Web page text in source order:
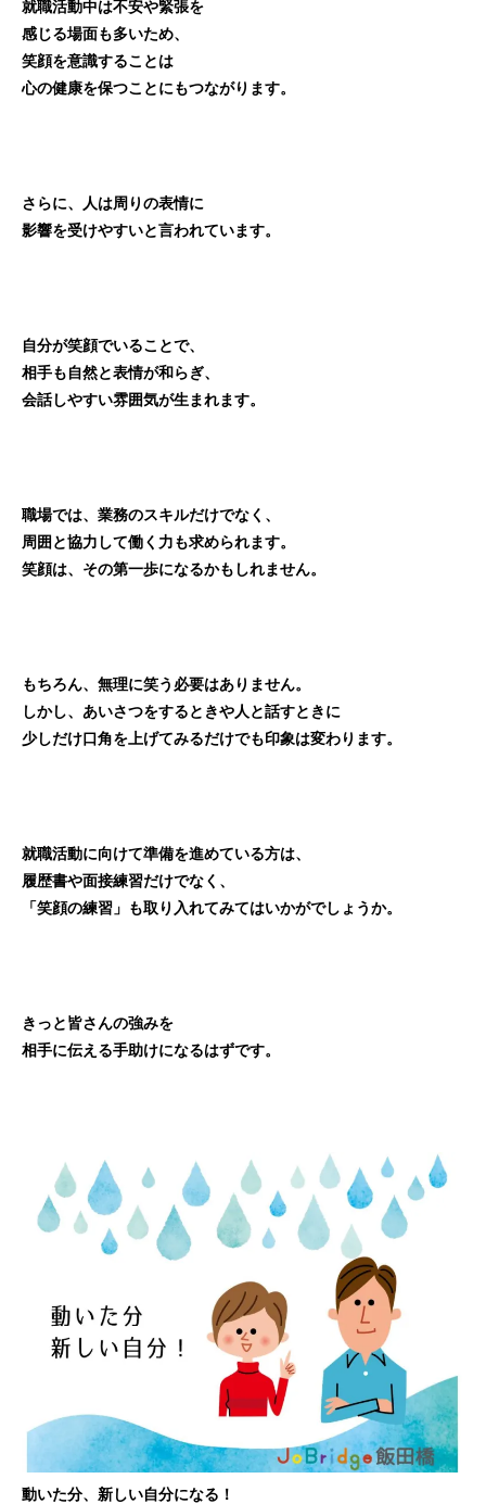
就職活動中は不安や緊張を
感じる場面も多いため、
笑顔を意識することは
心の健康を保つことにもつながります。
さらに、人は周りの表情に
影響を受けやすいと言われています。
自分が笑顔でいることで、
相手も自然と表情が和らぎ、
会話しやすい雰囲気が生まれます。
職場では、業務のスキルだけでなく、
周囲と協力して働く力も求められます。
笑顔は、その第一歩になるかもしれません。
もちろん、無理に笑う必要はありません。
しかし、あいさつをするときや人と話すときに
少しだけ口角を上げてみるだけでも印象は変わります。
就職活動に向けて準備を進めている方は、
履歴書や面接練習だけでなく、
「笑顔の練習」も取り入れてみてはいかがでしょうか。
きっと皆さんの強みを
相手に伝える手助けになるはずです。
動いた分、新しい自分になる！